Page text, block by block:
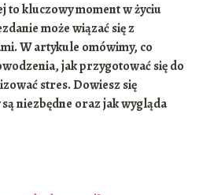
to kluczowy moment w życiu
może wiązać się z
W artykule omówimy, co
jak przygotować się do
stres. Dowiesz się
niezbędne oraz jak wygląda